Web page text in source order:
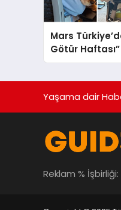
Mars
Götür Haftası”
Yaşama dair
Reklam % İşbirliği: